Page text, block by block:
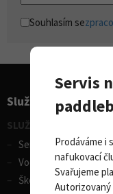
Souhlasím se
Služby pro sporty
SLUŽBY - vodní sporty
Servis lodí a člunů
Vodácká půjčovna lodí
Škola eskymování
Servis
Prodáváme i
nafukovací
Svařujeme
Autorizovaný